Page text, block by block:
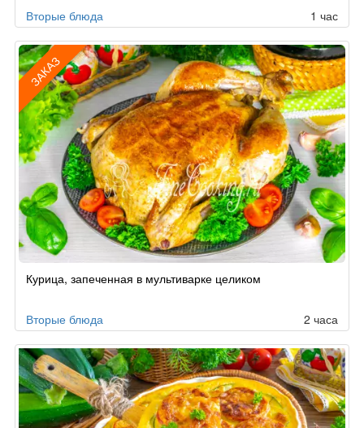
Вторые блюда
1 час
ЗАКАЗ
поКурица, запеченная в мультиварке целиком
Вторые блюда 2 часа